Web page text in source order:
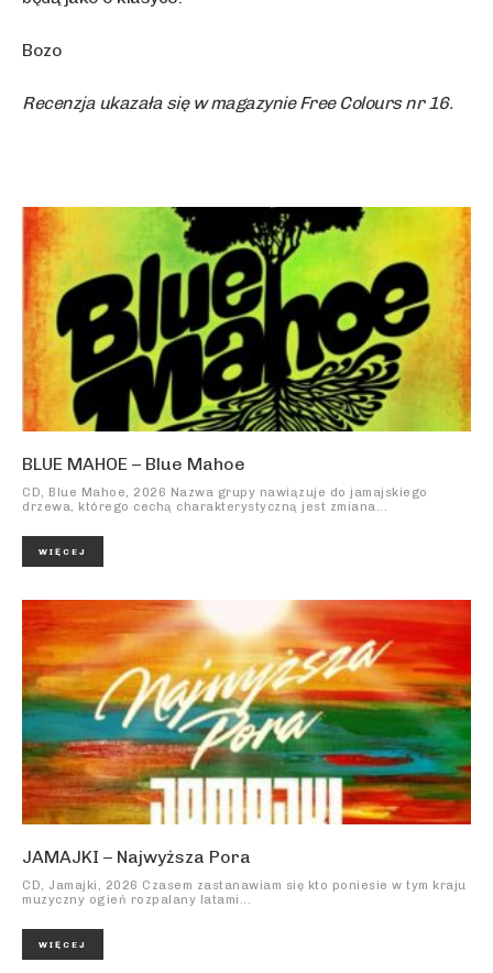
Bozo
Recenzja ukazała się w magazynie Free Colours nr 16.
BLUE MAHOE – Blue Mahoe
CD, Blue Mahoe, 2026 Nazwa grupy nawiązuje do jamajskiego
drzewa, którego cechą charakterystyczną jest zmiana...
WIĘCEJ
JAMAJKI – Najwyższa Pora
CD, Jamajki, 2026 Czasem zastanawiam się kto poniesie w tym kraju
muzyczny ogień rozpalany latami...
WIĘCEJ